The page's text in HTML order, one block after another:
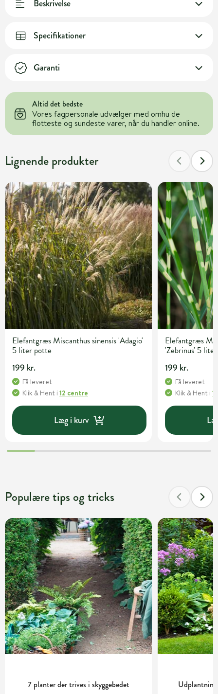
Beskrivelse
Specifikationer
Garanti
Altid det bedste
Vores fagpersonale udvælger med omhu de
flotteste og sundeste varer, når du handler online.
Lignende produkter
Elefantgræs Miscanthus sinensis 'Adagio'
5 liter potte
199 kr.
Få leveret
Klik & Hent i 12 centre
Læg i kurv
Elefantgræs
'Zebrinus' 5
199 kr.
Få leveret
Klik & Hent i
Populære tips og tricks
7 planter der trives i skyggebedet